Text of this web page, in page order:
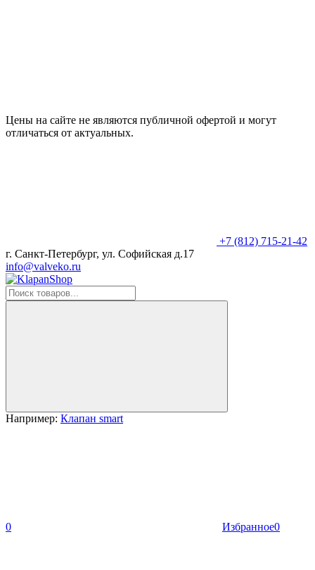
Цены на сайте не являются публичной офертой и могут
отличаться от актуальных.
+7 (812) 715-21-42
г. Санкт-Петербург, ул. Софийская д.17
info@valveko.ru
Например: Клапан smart
0 Избранное0